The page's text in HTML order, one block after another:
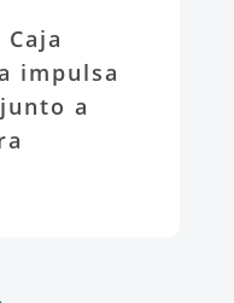
impulsa
a